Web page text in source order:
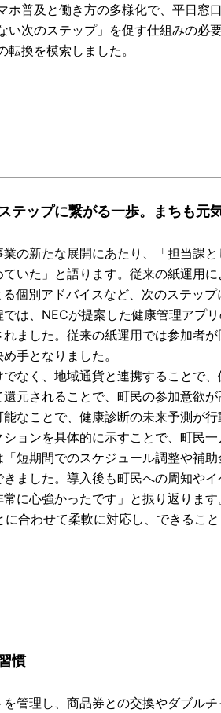
ホ普及と働き方の多様化で、平日窓
い次のステップ」を促す仕組みの必
転換を模索しました。
テップに繋がる一歩。まちも元
の新たな展開にあたり、「担当課
いた」と語ります。従来の紙運用
個別アドバイスなど、次のステップ
は、NECが提案した健康管理アプ
れました。従来の紙運用では参加者
手となりました。
なく、地域通貨と連携することで
元されることで、町民の参加意欲
なことで、健康診断の未来予測が
ョンを具体的に示すことで、町民
短期間でのスケジュール調整や補
ました。導入後も町民への周知や
に心強かったです」と振り返ります
に合わせて柔軟に対応し、できる
慣
管理し、商品券との交換やダブル